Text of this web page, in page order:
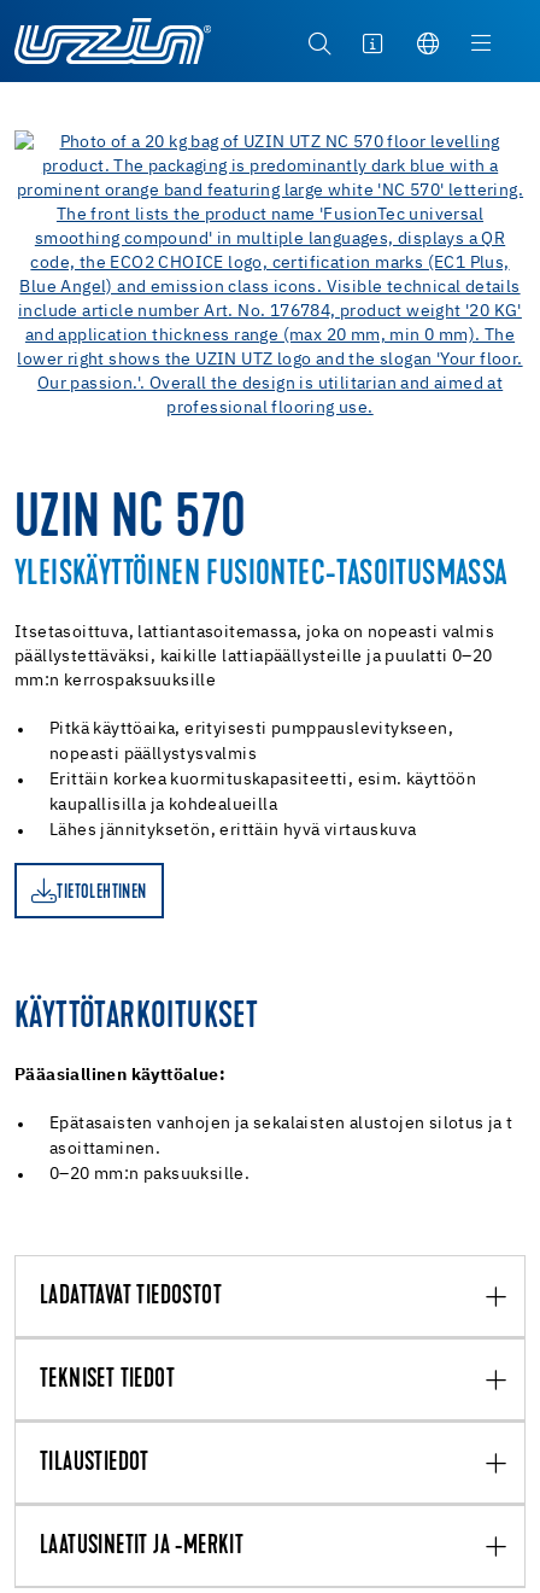
UZIN NC 570
YLEISKÄYTTÖINEN FUSIONTEC-TASOITUSMASSA
Itsetasoittuva, lattiantasoitemassa, joka on nopeasti valmis
päällystettäväksi, kaikille lattiapäällysteille ja puulatti 0–20
mm:n kerrospaksuuksille
Pitkä käyttöaika, erityisesti pumppauslevitykseen,
nopeasti päällystysvalmis
Erittäin korkea kuormituskapasiteetti, esim. käyttöön
kaupallisilla ja kohdealueilla
Lähes jännityksetön, erittäin hyvä virtauskuva
TIETOLEHTINEN
KÄYTTÖTARKOITUKSET
Pääasiallinen käyttöalue:
Epätasaisten vanhojen ja sekalaisten alustojen silotus ja t
asoittaminen.
0–20 mm:n paksuuksille.
LADATTAVAT TIEDOSTOT
TEKNISET TIEDOT
TILAUSTIEDOT
LAATUSINETIT JA -MERKIT